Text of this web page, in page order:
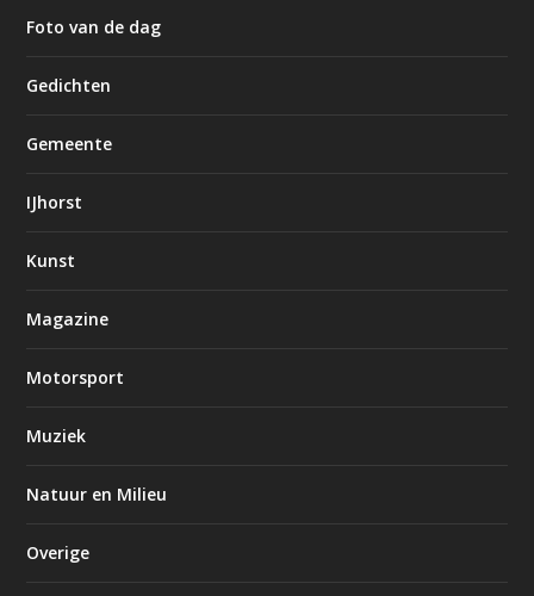
Foto van de dag
Gedichten
Gemeente
IJhorst
Kunst
Magazine
Motorsport
Muziek
Natuur en Milieu
Overige